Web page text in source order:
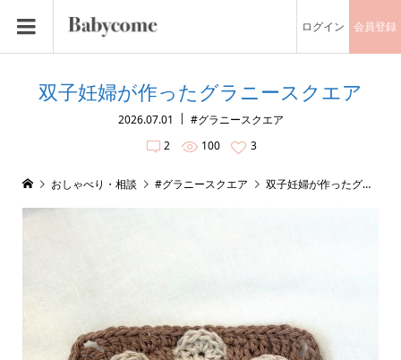
ログイン 会員登録
双子妊婦が作ったグラニースクエア
2026.07.01
#グラニースクエア
2
100 3
おしゃべり・相談 #グラニースクエア 双子妊婦が作ったグラニースクエア